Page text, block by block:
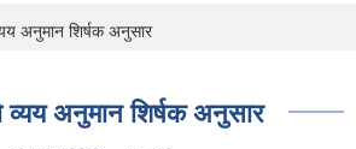
अनुमान शिर्षक अनुसार
अनुमान शिर्षक अनुसार